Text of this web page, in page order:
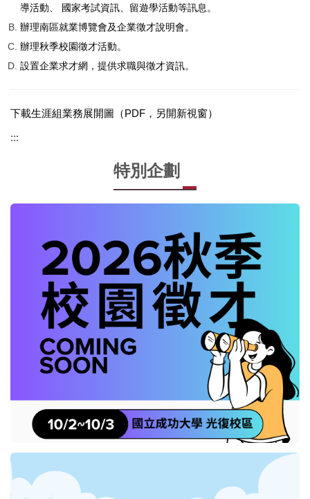
導活動、 國家考試資訊、留遊學活動等訊息。
辦理南區就業博覽會及企業徵才說明會。
辦理秋季校園徵才活動。
設置企業求才網，提供求職與徵才資訊。
下載生涯組業務展開圖（PDF，另開新視窗）
:::
特別企劃